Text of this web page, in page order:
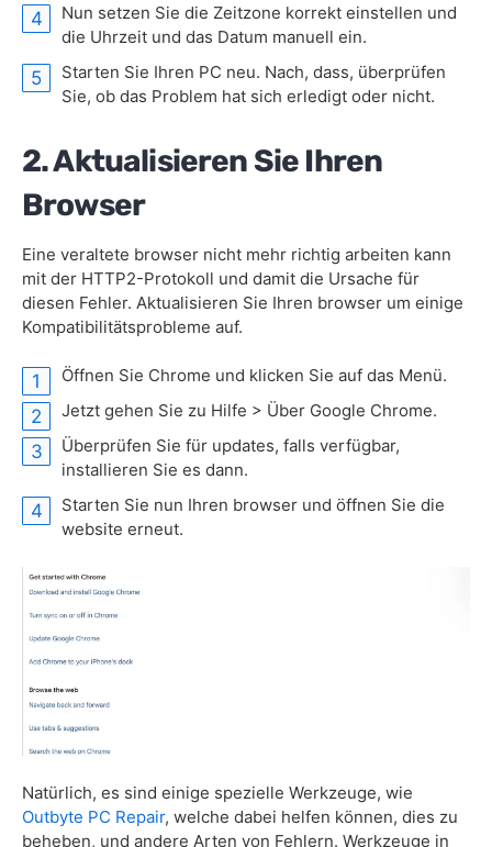
Nun setzen Sie die Zeitzone korrekt einstellen und
die Uhrzeit und das Datum manuell ein.
Starten Sie Ihren PC neu. Nach, dass, überprüfen
Sie, ob das Problem hat sich erledigt oder nicht.
2. Aktualisieren Sie Ihren
Browser
Eine veraltete browser nicht mehr richtig arbeiten kann
mit der HTTP2-Protokoll und damit die Ursache für
diesen Fehler. Aktualisieren Sie Ihren browser um einige
Kompatibilitätsprobleme auf.
Öffnen Sie Chrome und klicken Sie auf das Menü.
Jetzt gehen Sie zu Hilfe > Über Google Chrome.
Überprüfen Sie für updates, falls verfügbar,
installieren Sie es dann.
Starten Sie nun Ihren browser und öffnen Sie die
website erneut.
Natürlich, es sind einige spezielle Werkzeuge, wie
Outbyte PC Repair, welche dabei helfen können, dies zu
beheben, und andere Arten von Fehlern. Werkzeuge in